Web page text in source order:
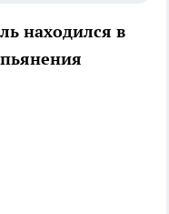
находился в